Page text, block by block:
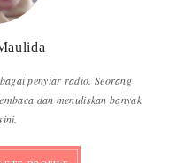
penyiar radio. Seorang
dan menuliskan banyak